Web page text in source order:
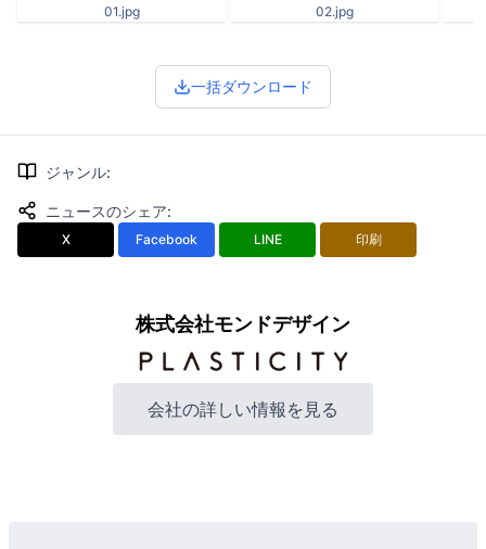
01.jpg 02.jpg
一括ダウンロード
ジャンル:
ニュースのシェア:
X Facebook LINE 印刷
株式会社モンドデザイン
会社の詳しい情報を見る